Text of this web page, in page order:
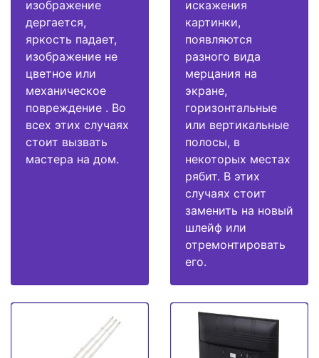
изображение
дергается,
яркость падает,
изображение не
цветное или
механическое
повреждение . Во
всех этих случаях
стоит вызвать
мастера на дом.
искажения
картинки,
появляются
разного вида
мерцания на
экране,
горизонтальные
или вертикальные
полосы, в
некоторых местах
рябит. В этих
случаях стоит
заменить на новый
шлейф или
отремонтировать
его.